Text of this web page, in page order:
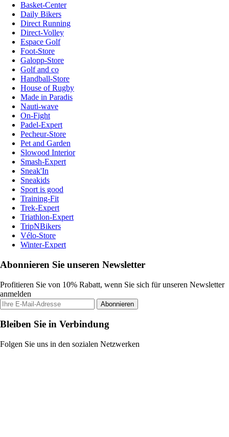
Basket-Center
Daily Bikers
Direct Running
Direct-Volley
Espace Golf
Foot-Store
Galopp-Store
Golf and co
Handball-Store
House of Rugby
Made in Paradis
Nauti-wave
On-Fight
Padel-Expert
Pecheur-Store
Pet and Garden
Slowood Interior
Smash-Expert
Sneak'In
Sneakids
Sport is good
Training-Fit
Trek-Expert
Triathlon-Expert
TripNBikers
Vélo-Store
Winter-Expert
Abonnieren Sie unseren Newsletter
Profitieren Sie von 10% Rabatt, wenn Sie sich für unseren Newsletter
anmelden
Abonnieren
Bleiben Sie in Verbindung
Folgen Sie uns in den sozialen Netzwerken